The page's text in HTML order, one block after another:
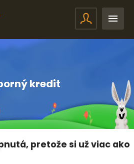
kredit
pretože si už viac ako